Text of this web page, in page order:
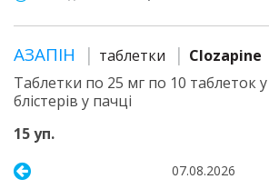
АЗАПІН таблетки
Clozapine
Таблетки по 25 мг по 10 таблеток у
блістерів у пачці
15 уп.
07.08.2026